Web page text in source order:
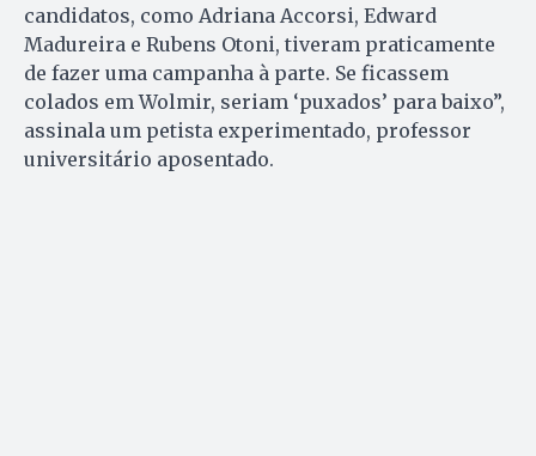
candidatos, como Adriana Accorsi, Edward
Madureira e Rubens Otoni, tiveram praticamente
de fazer uma campanha à parte. Se ficassem
colados em Wolmir, seriam ‘puxados’ para baixo”,
assinala um petista experimentado, professor
universitário aposentado.